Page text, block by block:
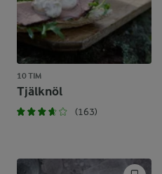
10 TIM
Tjälknöl
(163)